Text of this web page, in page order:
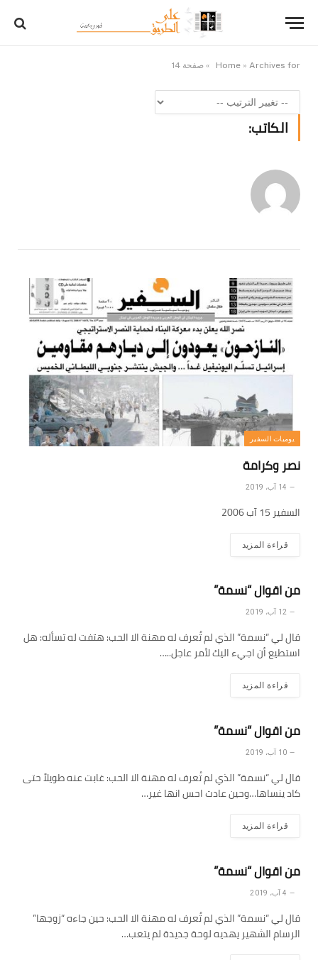
Home » Archives for
» صفحة 14
الكاتب:
يوميات السفير
نصر وكرامة
14 آب، 2019
السفير 15 آب 2006
قراءة المزيد
من اقوال “نسمة”
12 آب، 2019
قال لي “نسمة” الذي لم تُعرف له مهنة الا الحب: هتفت له تسأله: هل
استطيع أن اجيء اليك لأمر عاجل..…
قراءة المزيد
من اقوال “نسمة”
10 آب، 2019
قال لي “نسمة” الذي لم تُعرف له مهنة الا الحب: غابت عنه طويلاً حتى
كاد ينساها…وحين عادت احس انها غير…
قراءة المزيد
من اقوال “نسمة”
4 آب، 2019
قال لي “نسمة” الذي لم تُعرف له مهنة الا الحب: حين جاءه “زوجها”
الرسام الشهير يهديه لوحة جديدة لم يتعب…